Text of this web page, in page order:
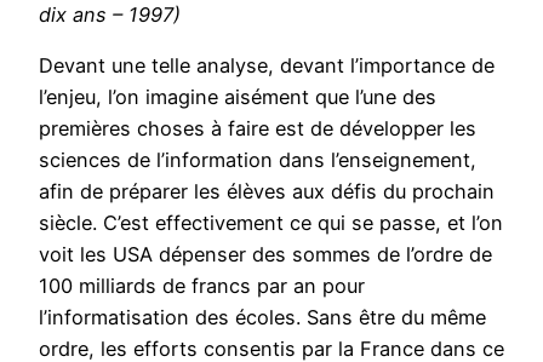
dix ans – 1997)
Devant une telle analyse, devant l’importance de
l’enjeu, l’on imagine aisément que l’une des
premières choses à faire est de développer les
sciences de l’information dans l’enseignement,
afin de préparer les élèves aux défis du prochain
siècle. C’est effectivement ce qui se passe, et l’on
voit les USA dépenser des sommes de l’ordre de
100 milliards de francs par an pour
l’informatisation des écoles. Sans être du même
ordre, les efforts consentis par la France dans ce